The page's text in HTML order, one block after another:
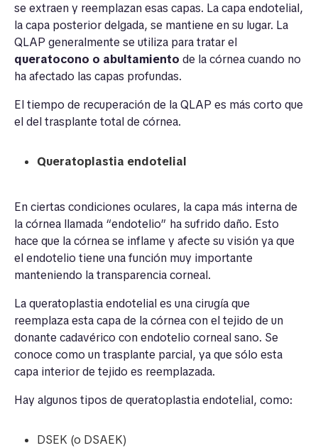
se extraen y reemplazan esas capas. La capa endotelial,
la capa posterior delgada, se mantiene en su lugar. La
QLAP generalmente se utiliza para tratar el
queratocono o abultamiento de la córnea cuando no
ha afectado las capas profundas.
El tiempo de recuperación de la QLAP es más corto que
el del trasplante total de córnea.
Queratoplastia endotelial
En ciertas condiciones oculares, la capa más interna de
la córnea llamada “endotelio” ha sufrido daño. Esto
hace que la córnea se inflame y afecte su visión ya que
el endotelio tiene una función muy importante
manteniendo la transparencia corneal.
La queratoplastia endotelial es una cirugía que
reemplaza esta capa de la córnea con el tejido de un
donante cadavérico con endotelio corneal sano. Se
conoce como un trasplante parcial, ya que sólo esta
capa interior de tejido es reemplazada.
Hay algunos tipos de queratoplastia endotelial, como:
DSEK (o DSAEK)